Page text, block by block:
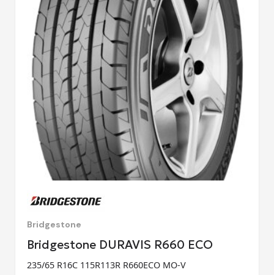
Bridgestone
Bridgestone DURAVIS R660 ECO
235/65 R16C 115R113R R660ECO MO-V